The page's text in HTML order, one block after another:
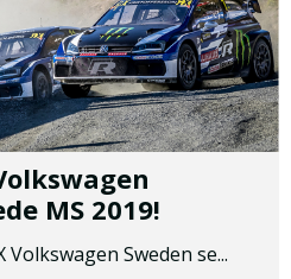
MS 2019!
Volkswagen Sweden se...